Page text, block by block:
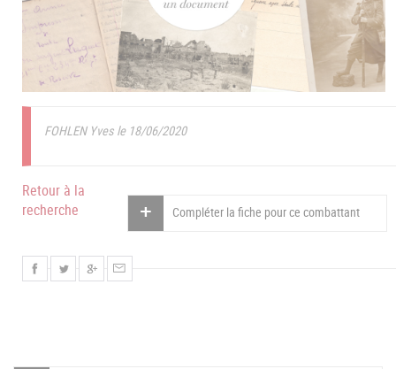
FOHLEN Yves le 18/06/2020
Compléter la fiche pour ce combattant
Retour à la
recherche